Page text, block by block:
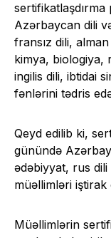
Azərbaycan dili
fransız dili,
kimya, biologiya,
ingilis dili, ibtidai
fənlərini tədris
Qeyd edilib ki,
günündə
ədəbiyyat, rus dili
müəllimləri iştirak
Müəllimlərin